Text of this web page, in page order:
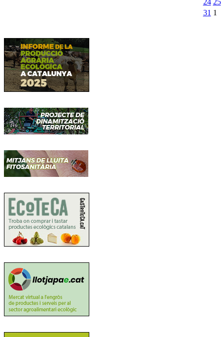
24 25
31 1